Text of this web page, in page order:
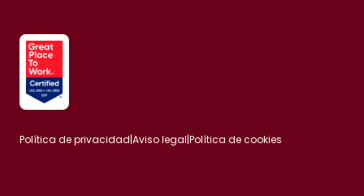
Política de privacidad|Aviso legal|Política de cookies